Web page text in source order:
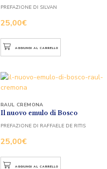
25,00€
PREFAZIONE DI SILVAN
AGGIUNGI AL CARRELLO
Il nuovo emulo di Bosco
25,00€
RAUL CREMONA
PREFAZIONE DI RAFFAELE DE RITIS
AGGIUNGI AL CARRELLO